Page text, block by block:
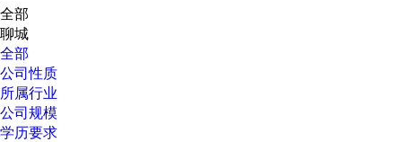
全部
聊城
全部
公司性质
所属行业
公司规模
学历要求